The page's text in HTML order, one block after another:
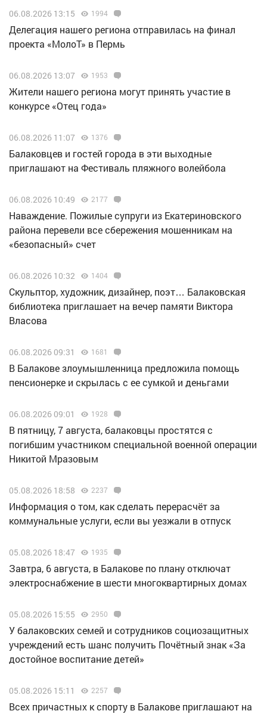
06.08.2026 13:15 1994
Делегация нашего региона отправилась на финал
проекта «МолоТ» в Пермь
06.08.2026 13:07 1953
Жители нашего региона могут принять участие в
конкурсе «Отец года»
06.08.2026 11:07 1376
Балаковцев и гостей города в эти выходные
приглашают на Фестиваль пляжного волейбола
06.08.2026 10:49 2177
Наваждение. Пожилые супруги из Екатериновского
района перевели все сбережения мошенникам на
«безопасный» счет
06.08.2026 10:32 1404
Скульптор, художник, дизайнер, поэт… Балаковская
библиотека приглашает на вечер памяти Виктора
Власова
06.08.2026 09:31 1681
В Балакове злоумышленница предложила помощь
пенсионерке и скрылась с ее сумкой и деньгами
06.08.2026 09:01 1928
В пятницу, 7 августа, балаковцы простятся с
погибшим участником специальной военной операции
Никитой Мразовым
05.08.2026 18:58 2237
Информация о том, как сделать перерасчёт за
коммунальные услуги, если вы уезжали в отпуск
05.08.2026 18:47 1935
Завтра, 6 августа, в Балакове по плану отключат
электроснабжение в шести многоквартирных домах
05.08.2026 15:55 2950
У балаковских семей и сотрудников социозащитных
учреждений есть шанс получить Почётный знак «За
достойное воспитание детей»
05.08.2026 15:11 2257
Всех причастных к спорту в Балакове приглашают на